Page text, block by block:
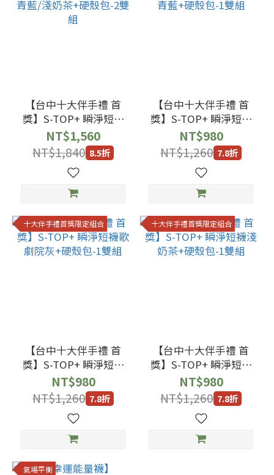
【台中十大伴手禮 首
獎】S-TOP+ 瞬淨短襪
文青藍/淺奶茶+硬殼
包-2雙組
NT$1,560
NT$1,840 8.5折
【台中十大伴手禮 首
獎】S-TOP+ 瞬淨短襪
文青藍+硬殼包-1雙組
NT$980
NT$1,260 7.8折
十大伴手禮首獎限定組合
【台中十大伴手禮 首
獎】S-TOP+ 瞬淨短襪
歌劇院灰+硬殼包-1雙組
NT$980
NT$1,260 7.8折
十大伴手禮首獎限定組合
【台中十大伴手禮 首
獎】S-TOP+ 瞬淨短襪
淺奶茶+硬殼包-1雙組
NT$980
NT$1,260 7.8折
氣場平衡